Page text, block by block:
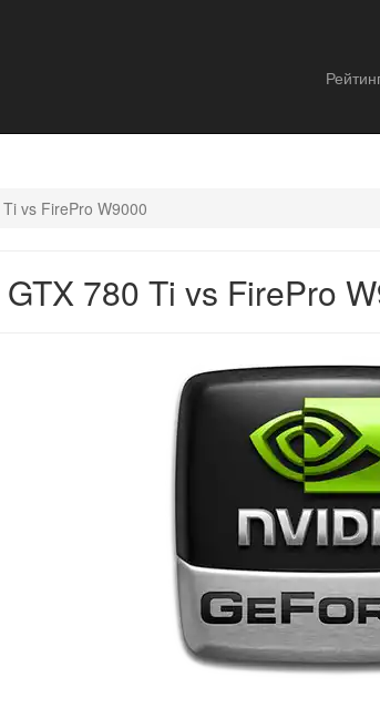
vs FirePro W9000
780 Ti vs FirePro